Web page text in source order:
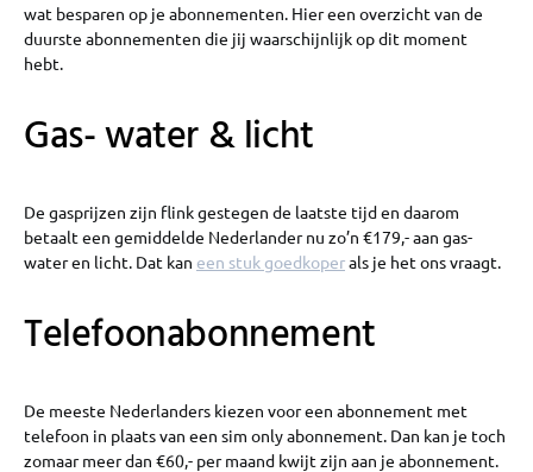
wat besparen op je abonnementen. Hier een overzicht van de
duurste abonnementen die jij waarschijnlijk op dit moment
hebt.
Gas- water & licht
De gasprijzen zijn flink gestegen de laatste tijd en daarom
betaalt een gemiddelde Nederlander nu zo’n €179,- aan gas-
water en licht. Dat kan een stuk goedkoperals je het ons vraagt.
Telefoonabonnement
De meeste Nederlanders kiezen voor een abonnement met
telefoon in plaats van een sim only abonnement. Dan kan je toch
zomaar meer dan €60,- per maand kwijt zijn aan je abonnement.